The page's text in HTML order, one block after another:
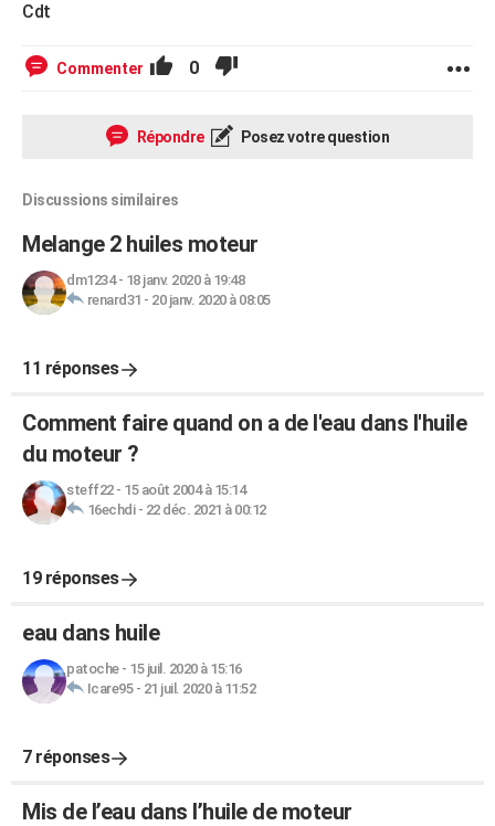
Cdt
Commenter 0
Répondre Posez votre question
Discussions similaires
Melange 2 huiles moteur
dm1234- 18 janv. 2020 à 19:48
renard31 - 20 janv. 2020 à 08:05
11 réponses
Comment faire quand on a de l'eau dans l'huile
du moteur ?
steff22- 15 août 2004 à 15:14
16echdi- 22 déc. 2021 à 00:12
19 réponses
eau dans huile
patoche- 15 juil. 2020 à 15:16
Icare95- 21 juil. 2020 à 11:52
7 réponses
Mis de l’eau dans l’huile de moteur